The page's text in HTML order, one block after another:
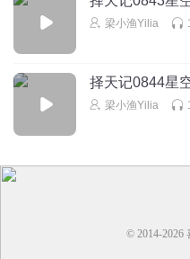
Asian_eos
这段有点像虚竹和段誉一
梁小渔Yilia
择天记0844星
梁小渔Yilia
© 2014-2026